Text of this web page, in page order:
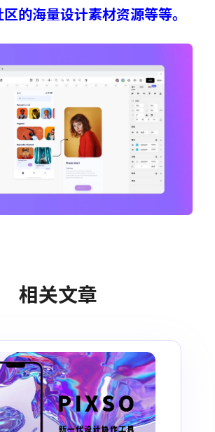
的海量设计素材资源等等。
相关文章